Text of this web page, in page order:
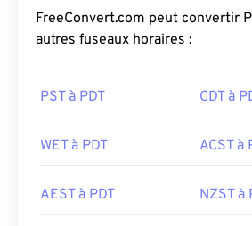
FreeConvert.com peut convertir
autres fuseaux horaires :
PST à PDT CDT à
WET à PDT ACST à
AEST à PDT NZST à